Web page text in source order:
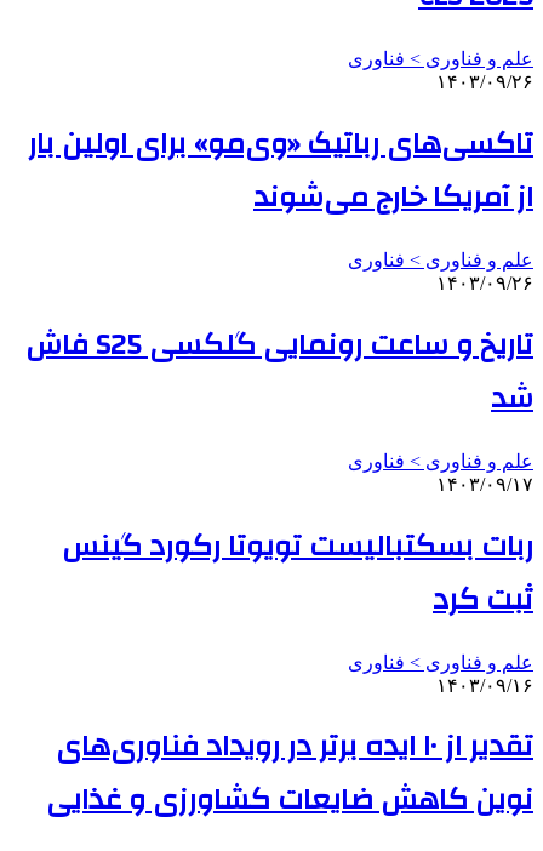
علم و فناوری‌ > فناوری
۱۴۰۳/۰۹/۲۶
تاکسی‌های رباتیک «وی‌مو» برای اولین بار
از آمریکا خارج می‌شوند
علم و فناوری‌ > فناوری
۱۴۰۳/۰۹/۲۶
تاریخ و ساعت رونمایی گلکسی S25 فاش
شد
علم و فناوری‌ > فناوری
۱۴۰۳/۰۹/۱۷
ربات بسکتبالیست تویوتا رکورد گینس
ثبت کرد
علم و فناوری‌ > فناوری
۱۴۰۳/۰۹/۱۶
تقدیر از ۱۰ ایده برتر در رویداد فناوری‌های
نوین کاهش ضایعات کشاورزی و غذایی